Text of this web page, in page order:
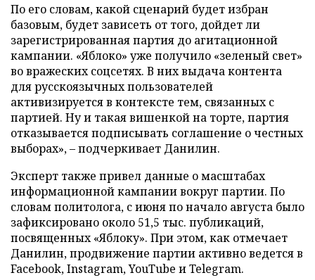
По его словам, какой сценарий будет избран
базовым, будет зависеть от того, дойдет ли
зарегистрированная партия до агитационной
кампании. «Яблоко» уже получило «зеленый свет»
во вражеских соцсетях. В них выдача контента
для русскоязычных пользователей
активизируется в контексте тем, связанных с
партией. Ну и такая вишенкой на торте, партия
отказывается подписывать соглашение о честных
выборах», – подчеркивает Данилин.
Эксперт также привел данные о масштабах
информационной кампании вокруг партии. По
словам политолога, с июня по начало августа было
зафиксировано около 51,5 тыс. публикаций,
посвященных «Яблоку». При этом, как отмечает
Данилин, продвижение партии активно ведется в
Facebook, Instagram, YouTube и Telegram.